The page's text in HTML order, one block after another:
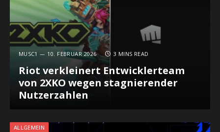
MUSC1 10. FEBRUAR 2026 3 MINS READ
Riot verkleinert Entwicklerteam
von 2XKO wegen stagnierender
Nutzerzahlen
ALLGEMEIN